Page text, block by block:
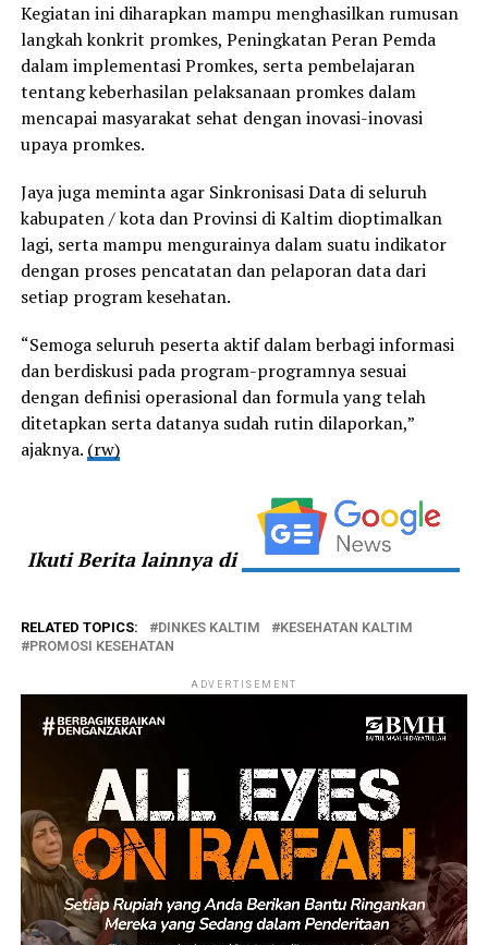
Kegiatan ini diharapkan mampu menghasilkan rumusan
langkah konkrit promkes, Peningkatan Peran Pemda
dalam implementasi Promkes, serta pembelajaran
tentang keberhasilan pelaksanaan promkes dalam
mencapai masyarakat sehat dengan inovasi-inovasi
upaya promkes.
Jaya juga meminta agar Sinkronisasi Data di seluruh
kabupaten / kota dan Provinsi di Kaltim dioptimalkan
lagi, serta mampu mengurainya dalam suatu indikator
dengan proses pencatatan dan pelaporan data dari
setiap program kesehatan.
“Semoga seluruh peserta aktif dalam berbagi informasi
dan berdiskusi pada program-programnya sesuai
dengan definisi operasional dan formula yang telah
ditetapkan serta datanya sudah rutin dilaporkan,”
ajaknya. (rw)
Ikuti Berita lainnya di
RELATED TOPICS: DINKES KALTIM
KESEHATAN KALTIM
PROMOSI KESEHATAN
ADVERTISEMENT